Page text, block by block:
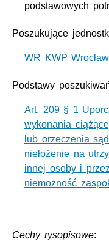
podstawowych
Poszukujące
WR KWP Wrocław
Podstawy
Art. 209 § 1
wykonania
lub orzeczenia
niełożenie na
innej osoby i
niemożność
Cechy rysopisowe: